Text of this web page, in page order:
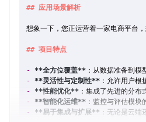
## 应用场景解析
想象一下，您正运营着一家电商平台
## 项目特点
-
**全方位覆盖**
-
**灵活性与定制性**
-
**性能优化**
-
**智能化运维**
-
**易于集成与扩展** ：无论是云